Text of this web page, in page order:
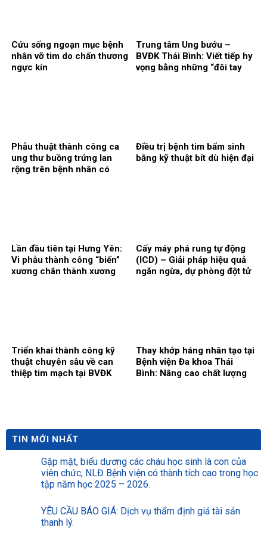
Cứu sống ngoạn mục bệnh
nhân vỡ tim do chấn thương
ngực kín
Trung tâm Ung bướu –
BVĐK Thái Bình: Viết tiếp hy
vọng bằng những “đôi tay
Phẫu thuật thành công ca
ung thư buồng trứng lan
rộng trên bệnh nhân có
Điều trị bệnh tim bẩm sinh
bằng kỹ thuật bít dù hiện đại
Lần đầu tiên tại Hưng Yên:
Vi phẫu thành công “biến”
xương chân thành xương
Cấy máy phá rung tự động
(ICD) – Giải pháp hiệu quả
ngăn ngừa, dự phòng đột tử
Triển khai thành công kỹ
thuật chuyên sâu về can
thiệp tim mạch tại BVĐK
Thay khớp háng nhân tạo tại
Bệnh viện Đa khoa Thái
Bình: Nâng cao chất lượng
TIN MỚI NHẤT
Gặp mặt, biểu dương các cháu học sinh là con của
viên chức, NLĐ Bệnh viện có thành tích cao trong học
tập năm học 2025 – 2026.
YÊU CẦU BÁO GIÁ: Dịch vụ thẩm định giá tài sản
thanh lý.